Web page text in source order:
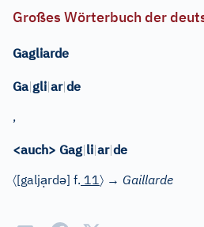
Großes Wörterbuch der
Gagliarde
Ga|gli|ar|de
,
<auch> Gag|li|ar|de
〈[galjạrdə] f. 11〉 → Gaillarde